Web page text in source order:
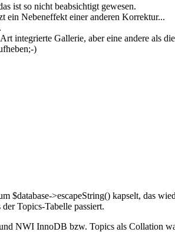
ist so nicht beabsichtigt gewesen.
ein Nebeneffekt einer anderen Korrektur...
integrierte Gallerie, aber eine andere als
)
>escapeString() kapselt, das
Topics-Tabelle passiert.
NWI InnoDB bzw. Topics als Collation